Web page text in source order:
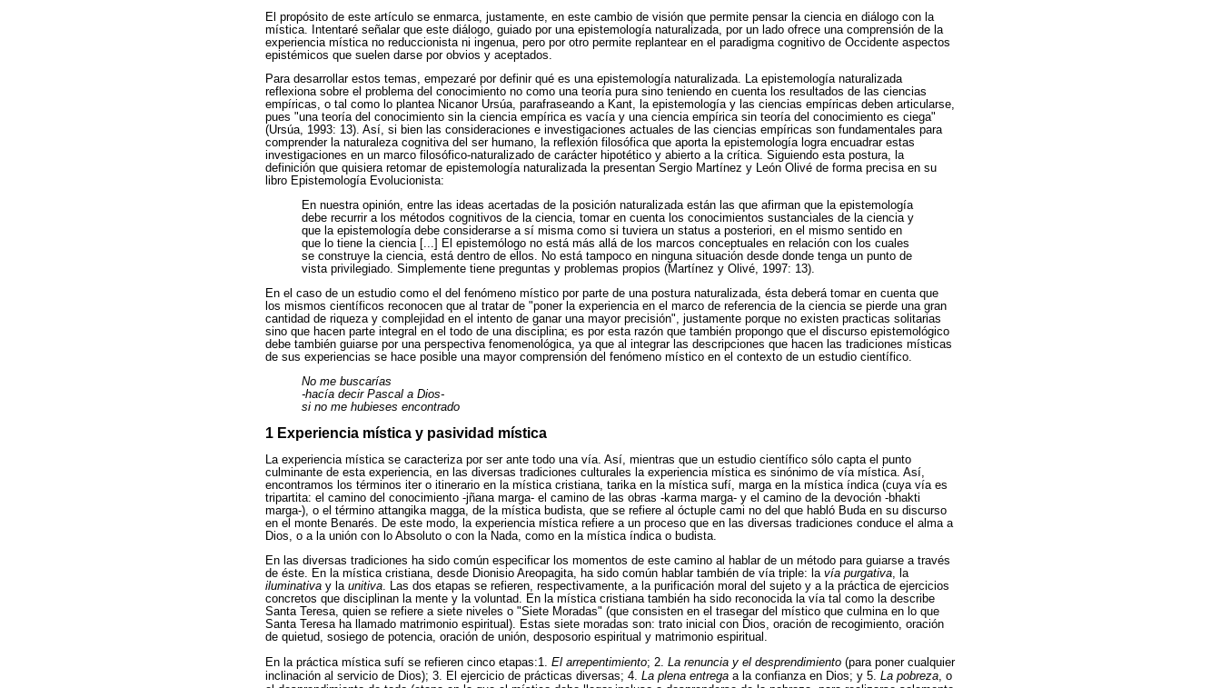
El propósito de este artículo se enmarca, justamente, en este cambio de visión que permite pensar la ciencia en diálogo con la
mística. Intentaré señalar que este diálogo, guiado por una epistemología naturalizada, por un lado ofrece una comprensión de la
experiencia mística no reduccionista ni ingenua, pero por otro permite replantear en el paradigma cognitivo de Occidente aspectos
epistémicos que suelen darse por obvios y aceptados.
Para desarrollar estos temas, empezaré por definir qué es una epistemología naturalizada. La epistemología naturalizada
reflexiona sobre el problema del conocimiento no como una teoría pura sino teniendo en cuenta los resultados de las ciencias
empíricas, o tal como lo plantea Nicanor Ursúa, parafraseando a Kant, la epistemología y las ciencias empíricas deben articularse,
pues "una teoría del conocimiento sin la ciencia empírica es vacía y una ciencia empírica sin teoría del conocimiento es ciega"
(Ursúa, 1993: 13). Así, si bien las consideraciones e investigaciones actuales de las ciencias empíricas son fundamentales para
comprender la naturaleza cognitiva del ser humano, la reflexión filosófica que aporta la epistemología logra encuadrar estas
investigaciones en un marco filosófico-naturalizado de carácter hipotético y abierto a la crítica. Siguiendo esta postura, la
definición que quisiera retomar de epistemología naturalizada la presentan Sergio Martínez y León Olivé de forma precisa en su
libro Epistemología Evolucionista:
En nuestra opinión, entre las ideas acertadas de la posición naturalizada están las que afirman que la epistemología
debe recurrir a los métodos cognitivos de la ciencia, tomar en cuenta los conocimientos sustanciales de la ciencia y
que la epistemología debe considerarse a sí misma como si tuviera un status a posteriori, en el mismo sentido en
que lo tiene la ciencia [...] El epistemólogo no está más allá de los marcos conceptuales en relación con los cuales
se construye la ciencia, está dentro de ellos. No está tampoco en ninguna situación desde donde tenga un punto de
vista privilegiado. Simplemente tiene preguntas y problemas propios (Martínez y Olivé, 1997: 13).
En el caso de un estudio como el del fenómeno místico por parte de una postura naturalizada, ésta deberá tomar en cuenta que
los mismos científicos reconocen que al tratar de "poner la experiencia en el marco de referencia de la ciencia se pierde una gran
cantidad de riqueza y complejidad en el intento de ganar una mayor precisión", justamente porque no existen practicas solitarias
sino que hacen parte integral en el todo de una disciplina; es por esta razón que también propongo que el discurso epistemológico
debe también guiarse por una perspectiva fenomenológica, ya que al integrar las descripciones que hacen las tradiciones místicas
de sus experiencias se hace posible una mayor comprensión del fenómeno místico en el contexto de un estudio científico.
No me buscarías
-hacía decir Pascal a Dios-
si no me hubieses encontrado
1 Experiencia mística y pasividad mística
La experiencia mística se caracteriza por ser ante todo una vía. Así, mientras que un estudio científico sólo capta el punto
culminante de esta experiencia, en las diversas tradiciones culturales la experiencia mística es sinónimo de vía mística. Así,
encontramos los términos iter o itinerario en la mística cristiana, tarika en la mística sufí, marga en la mística índica (cuya vía es
tripartita: el camino del conocimiento -jñana marga- el camino de las obras -karma marga- y el camino de la devoción -bhakti
marga-), o el término attangika magga, de la mística budista, que se refiere al óctuple cami no del que habló Buda en su discurso
en el monte Benarés. De este modo, la experiencia mística refiere a un proceso que en las diversas tradiciones conduce el alma a
Dios, o a la unión con lo Absoluto o con la Nada, como en la mística índica o budista.
En las diversas tradiciones ha sido común especificar los momentos de este camino al hablar de un método para guiarse a través
de éste. En la mística cristiana, desde Dionisio Areopagita, ha sido común hablar también de vía triple: la vía purgativa , la
iluminativa y la unitiva . Las dos etapas se refieren, respectivamente, a la purificación moral del sujeto y a la práctica de ejercicios
concretos que disciplinan la mente y la voluntad. En la mística cristiana también ha sido reconocida la vía tal como la describe
Santa Teresa, quien se refiere a siete niveles o "Siete Moradas" (que consisten en el trasegar del místico que culmina en lo que
Santa Teresa ha llamado matrimonio espiritual). Estas siete moradas son: trato inicial con Dios, oración de recogimiento, oración
de quietud, sosiego de potencia, oración de unión, desposorio espiritual y matrimonio espiritual.
En la práctica mística sufí se refieren cinco etapas:1. El arrepentimiento; 2. La renuncia y el desprendimiento (para poner cualquier
inclinación al servicio de Dios); 3. El ejercicio de prácticas diversas; 4. La plena entrega a la confianza en Dios; y 5. La pobreza , o